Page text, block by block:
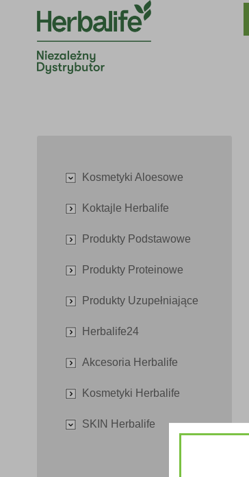
Kosmetyki Aloesowe
Koktajle Herbalife
Produkty Podstawowe
Produkty Proteinowe
Produkty Uzupełniające
Herbalife24
Akcesoria Herbalife
Kosmetyki Herbalife
SKIN Herbalife